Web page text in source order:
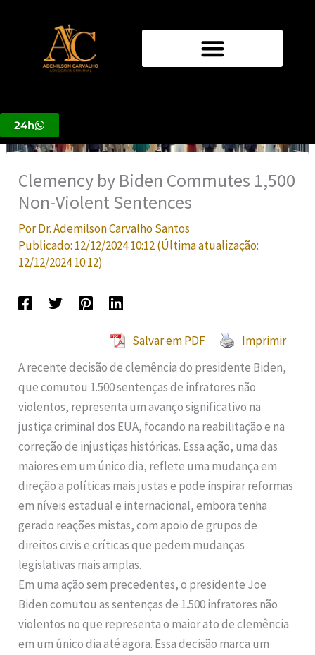
conteúdo
24h
Clemency by Biden Commutes 1,500
Non-Violent Sentences
PorDr. Ademilson Carvalho Santos
Publicado: 12/12/2024 10:12(Última atualização:
12/12/2024 10:12)
Salvar em PDF
Imprimir
A recente decisão de clemência do presidente Biden,
que comutou 1.500 sentenças de infratores não
violentos, representa um avanço significativo na
justiça criminal dos EUA, focando na reabilitação e na
correção de injustiças históricas. Essa ação, uma das
maiores em um único dia, reflete uma mudança em
direção a políticas mais justas e pode inspirar reformas
em níveis estadual e internacional, embora tenha
gerado reações mistas, com apoio de grupos de
direitos civis e críticas que pedem mudanças
legislativas mais amplas.
Em uma ação sem precedentes, o presidente Joe
Biden comutou as sentenças de 1.500 infratores não
violentos no que representa o maior ato de clemência
em um único dia até agora. Essa decisão marca um